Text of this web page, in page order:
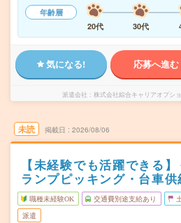
年齢層
20代
30代
気になる! 応募へ進む
派遣会社 株式会社綜合キャリアオプシ
未読 掲載日 2026/08/06
【未経験でも活躍できる
ランプピッキング・台車
職種未経験OK 交通費別途支給あり
派遣